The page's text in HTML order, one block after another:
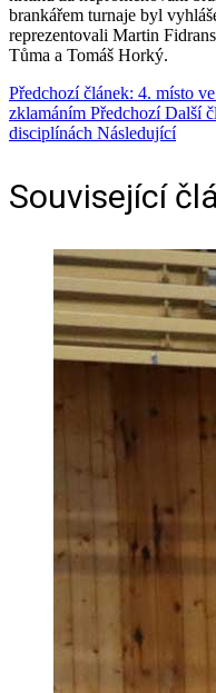
brankářem turnaje byl
reprezentovali Martin
Tůma a Tomáš Horký.
Předchozí článek: 4. místo
zklamáním Předchozí Další
disciplínách Následující
Související